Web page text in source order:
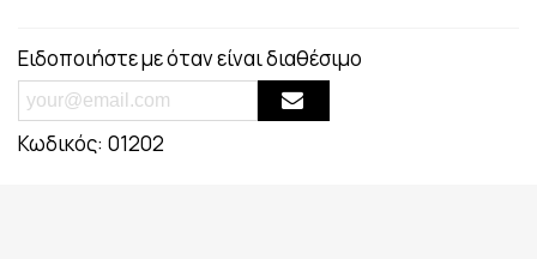
Ειδοποιήστε με όταν είναι διαθέσιμο
Κωδικός: 01202